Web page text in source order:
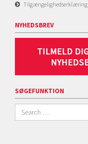
Tilgængelighedserklæring
NYHEDSBREV
SØGEFUNKTION